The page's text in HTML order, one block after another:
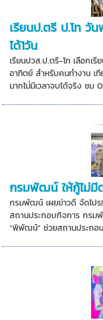
เรียนป.ตรี ป.โท วั
ได้1วัน
เรียนปวส.ป.ตรี-โท เลือกเรี
อาทิตย์ สำหรับคนทำงาน เที
มากไม่่มีเวลาจบได้จริง ชม
กรมพัฒน์ ให้กู้ไม่มี
กรมพัฒน์ เผยข่าวดี จัดโป
สถานประกอบกิจการ กรม
“พิพัฒน์” ช่วยสถานประกอ